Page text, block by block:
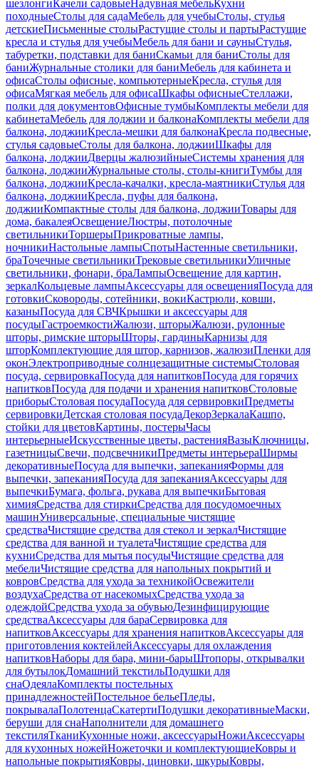
шезлонгиКачели садовыеНадувная мебельКухни
походныеСтолы для садаМебель для учебыСтолы, стулья
детскиеПисьменные столыРастущие столы и партыРастущие
кресла и стулья для учебыМебель для бани и сауныСтулья,
табуретки, подставки для баниСкамьи для баниСтолы для
баниЖурнальные столики для баниМебель для кабинета и
офисаСтолы офисные, компьютерныеКресла, стулья для
офисаМягкая мебель для офисаШкафы офисныеСтеллажи,
полки для документовОфисные тумбыКомплекты мебели для
кабинетаМебель для лоджии и балконаКомплекты мебели для
балкона, лоджииКресла-мешки для балконаКресла подвесные,
стулья садовыеСтолы для балкона, лоджииШкафы для
балкона, лоджииДверцы жалюзийныеСистемы хранения для
балкона, лоджииЖурнальные столы, столы-книгиТумбы для
балкона, лоджииКресла-качалки, кресла-маятникиСтулья для
балкона, лоджииКресла, пуфы для балкона,
лоджииКомпактные столы для балкона, лоджииТовары для
дома, бакалеяОсвещениеЛюстры, потолочные
светильникиТоршерыПрикроватные лампы,
ночникиНастольные лампыСпотыНастенные светильники,
браТочечные светильникиТрековые светильникиУличные
светильники, фонари, браЛампыОсвещение для картин,
зеркалКольцевые лампыАксессуары для освещенияПосуда для
готовкиСковороды, сотейники, вокиКастрюли, ковши,
казаныПосуда для СВЧКрышки и аксессуары для
посудыГастроемкостиЖалюзи, шторыЖалюзи, рулонные
шторы, римские шторыШторы, гардиныКарнизы для
шторКомплектующие для штор, карнизов, жалюзиПленки для
оконЭлектроприводные солнцезащитные системыСтоловая
посуда, сервировкаПосуда для напитковПосуда для горячих
напитковПосуда для подачи и хранения напитковСтоловые
приборыСтоловая посудаПосуда для сервировкиПредметы
сервировкиДетская столовая посудаДекорЗеркалаКашпо,
стойки для цветовКартины, постерыЧасы
интерьерныеИскусственные цветы, растенияВазыКлючницы,
газетницыСвечи, подсвечникиПредметы интерьераШирмы
декоративныеПосуда для выпечки, запеканияФормы для
выпечки, запеканияПосуда для запеканияАксессуары для
выпечкиБумага, фольга, рукава для выпечкиБытовая
химияСредства для стиркиСредства для посудомоечных
машинУниверсальные, специальные чистящие
средстваЧистящие средства для стекол и зеркалЧистящие
средства для ванной и туалетаЧистящие средства для
кухниСредства для мытья посудыЧистящие средства для
мебелиЧистящие средства для напольных покрытий и
ковровСредства для ухода за техникойОсвежители
воздухаСредства от насекомыхСредства ухода за
одеждойСредства ухода за обувьюДезинфицирующие
средстваАксессуары для бараСервировка для
напитковАксессуары для хранения напитковАксессуары для
приготовления коктейлейАксессуары для охлаждения
напитковНаборы для бара, мини-барыШтопоры, открывалки
для бутылокДомашний текстильПодушки для
снаОдеялаКомплекты постельных
принадлежностейПостельное бельеПледы,
покрывалаПолотенцаСкатертиПодушки декоративныеМаски,
беруши для снаНаполнители для домашнего
текстиляТканиКухонные ножи, аксессуарыНожиАксессуары
для кухонных ножейНожеточки и комплектующиеКовры и
напольные покрытияКовры, циновки, шкурыКовры,